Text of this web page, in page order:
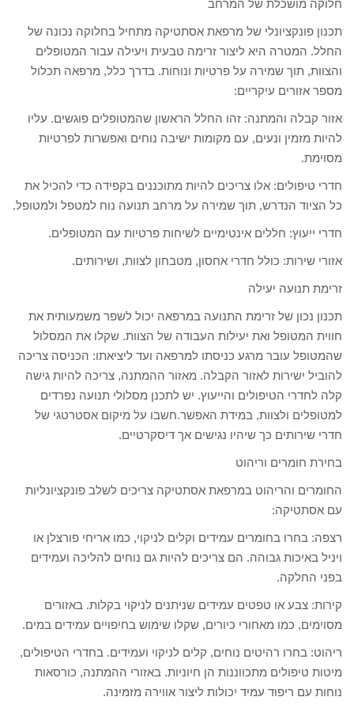
חלוקה מושכלת של המרחב
תכנון פונקציונלי של מרפאת אסתטיקה מתחיל בחלוקה נכונה של
החלל. המטרה היא ליצור זרימה טבעית ויעילה עבור המטופלים
והצוות, תוך שמירה על פרטיות ונוחות. בדרך כלל, מרפאה תכלול
מספר אזורים עיקריים:
אזור קבלה והמתנה: זהו החלל הראשון שהמטופלים פוגשים. עליו
להיות מזמין ונעים, עם מקומות ישיבה נוחים ואפשרות לפרטיות
מסוימת.
חדרי טיפולים: אלו צריכים להיות מתוכננים בקפידה כדי להכיל את
כל הציוד הנדרש, תוך שמירה על מרחב תנועה נוח למטפל ולמטופל.
חדרי ייעוץ: חללים אינטימיים לשיחות פרטיות עם המטופלים.
אזורי שירות: כולל חדרי אחסון, מטבחון לצוות, ושירותים.
זרימת תנועה יעילה
תכנון נכון של זרימת התנועה במרפאה יכול לשפר משמעותית את
חווית המטופל ואת יעילות העבודה של הצוות. שקלו את המסלול
שהמטופל עובר מרגע כניסתו למרפאה ועד ליציאתו: הכניסה צריכה
להוביל ישירות לאזור הקבלה. מאזור ההמתנה, צריכה להיות גישה
קלה לחדרי הטיפולים והייעוץ. יש לתכנן מסלולי תנועה נפרדים
למטופלים ולצוות, במידת האפשר.חשבו על מיקום אסטרטגי של
חדרי שירותים כך שיהיו נגישים אך דיסקרטיים.
בחירת חומרים וריהוט
החומרים והריהוט במרפאת אסתטיקה צריכים לשלב פונקציונליות
עם אסתטיקה:
רצפה: בחרו בחומרים עמידים וקלים לניקוי, כמו אריחי פורצלן או
ויניל באיכות גבוהה. הם צריכים להיות גם נוחים להליכה ועמידים
בפני החלקה.
קירות: צבע או טפטים עמידים שניתנים לניקוי בקלות. באזורים
מסוימים, כמו מאחורי כיורים, שקלו שימוש בחיפויים עמידים במים.
ריהוט: בחרו רהיטים נוחים, קלים לניקוי ועמידים. בחדרי הטיפולים,
מיטות טיפולים מתכווננות הן חיוניות. באזורי ההמתנה, כורסאות
נוחות עם ריפוד עמיד יכולות ליצור אווירה מזמינה.